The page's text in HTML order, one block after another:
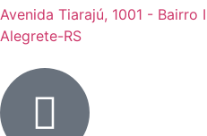
Avenida Tiarajú, 1001 -
Alegrete-RS